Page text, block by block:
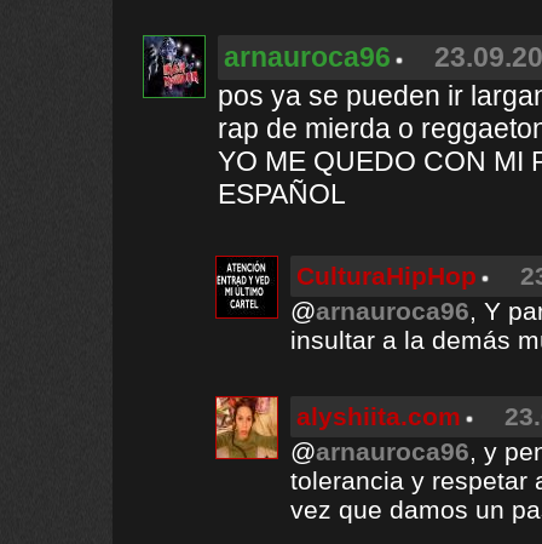
arnauroca96
pos ya se pueden ir
rap de mierda o
YO ME QUEDO CON MI
ESPAÑOL
CulturaHipHop
@arnauroca96, Y
insultar a la demás
alyshiita.com
@arnauroca96, y
tolerancia y respetar
vez que damos un